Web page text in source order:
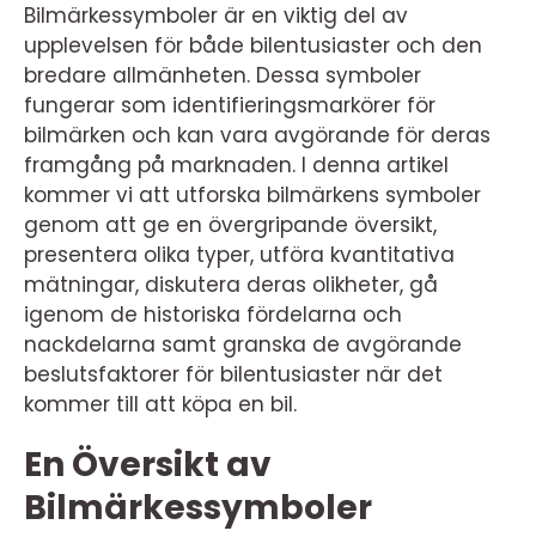
Bilmärkessymboler är en viktig del av
upplevelsen för både bilentusiaster och den
bredare allmänheten. Dessa symboler
fungerar som identifieringsmarkörer för
bilmärken och kan vara avgörande för deras
framgång på marknaden. I denna artikel
kommer vi att utforska bilmärkens symboler
genom att ge en övergripande översikt,
presentera olika typer, utföra kvantitativa
mätningar, diskutera deras olikheter, gå
igenom de historiska fördelarna och
nackdelarna samt granska de avgörande
beslutsfaktorer för bilentusiaster när det
kommer till att köpa en bil.
En Översikt av
Bilmärkessymboler